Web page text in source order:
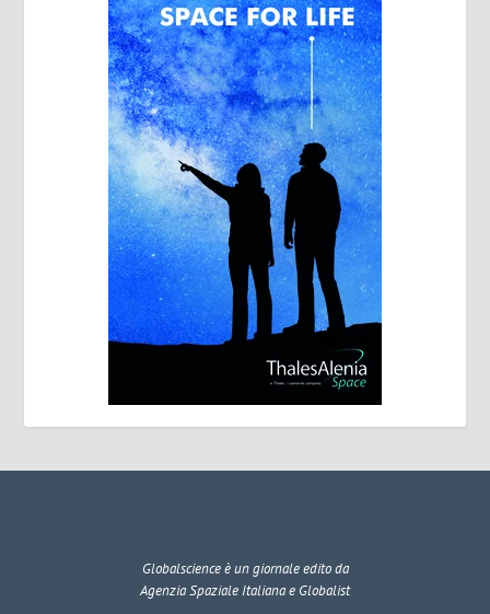
Globalscienceè un giornale edito da
Agenzia Spaziale Italiana e Globalist